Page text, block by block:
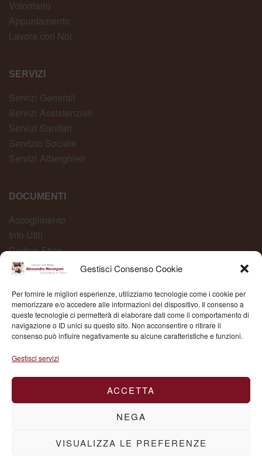
Gestisci Consenso Cookie
Per fornire le migliori esperienze, utilizziamo tecnologie come i cookie per
memorizzare e/o accedere alle informazioni del dispositivo. Il consenso a
queste tecnologie ci permetterà di elaborare dati come il comportamento di
navigazione o ID unici su questo sito. Non acconsentire o ritirare il
consenso può influire negativamente su alcune caratteristiche e funzioni.
Gestisci servizi
ACCETTA
NEGA
VISUALIZZA LE PREFERENZE
Volontario
Appuntamento
Lavora con Noi
SERVIZI
Servizi Generali
Servizi Assistenziali
Servizi Sanitari
Servizio Sociale
Servizi Alberghieri
DOCUMENTI
Accoglimento
Info Utili
Codice Etico
Carta dei Servizi
Whistleblowing
Fond. Mons. Alessandro Marangoni © 2025 | P.IVA